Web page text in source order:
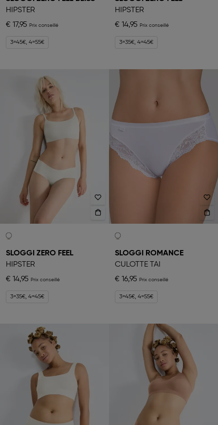
HIPSTER
€ 17,95
3=45€, 4=55€
HIPSTER
€ 14,95
3=35€, 4=45€
SLOGGI ZERO FEEL
HIPSTER
€ 14,95
3=35€, 4=45€
SLOGGI ROMANCE
CULOTTE TAI
€ 16,95
3=45€, 4=55€